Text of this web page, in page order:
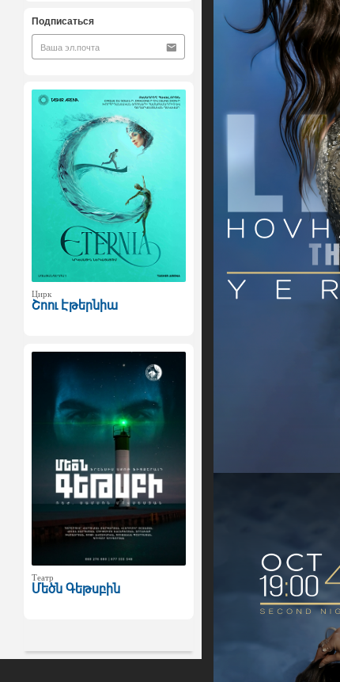
Подписаться
Цирк
Շոու Էթերնիա
Театр
Մեծն Գեթսբին